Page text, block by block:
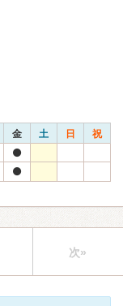
金 土 日 祝
次»